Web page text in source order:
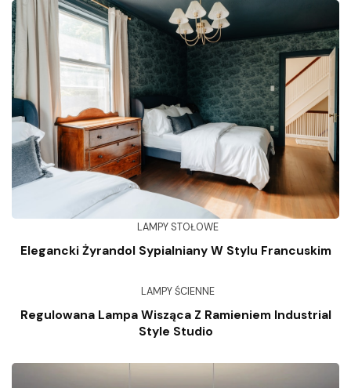
LAMPY STOŁOWE
Elegancki Żyrandol Sypialniany W Stylu Francuskim
LAMPY ŚCIENNE
Regulowana Lampa Wisząca Z Ramieniem Industrial
Style Studio